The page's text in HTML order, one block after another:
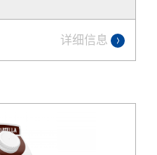
详细信息